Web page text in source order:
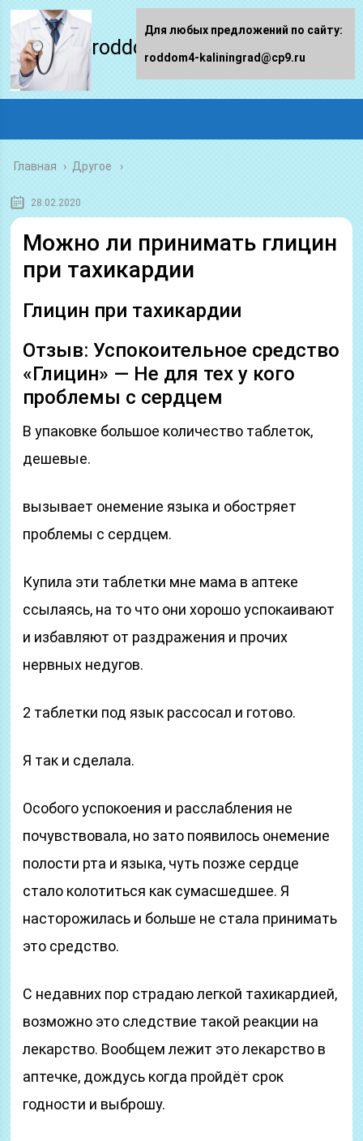
roddom4-kaliningrad.ru
Главная › Другое
28.02.2020
Можно ли принимать глицин
при тахикардии
Глицин при тахикардии
Отзыв: Успокоительное средство
«Глицин» — Не для тех у кого
проблемы с сердцем
В упаковке большое количество таблеток,
дешевые.
вызывает онемение языка и обостряет
проблемы с сердцем.
Купила эти таблетки мне мама в аптеке
ссылаясь, на то что они хорошо успокаивают
и избавляют от раздражения и прочих
нервных недугов.
2 таблетки под язык рассосал и готово.
Я так и сделала.
Особого успокоения и расслабления не
почувствовала, но зато появилось онемение
полости рта и языка, чуть позже сердце
стало колотиться как сумасшедшее. Я
насторожилась и больше не стала принимать
это средство.
С недавних пор страдаю легкой тахикардией,
возможно это следствие такой реакции на
лекарство. Вообщем лежит это лекарство в
аптечке, дождусь когда пройдёт срок
годности и выброшу.
Для любых предложений по сайту:
roddom4-kaliningrad@cp9.ru